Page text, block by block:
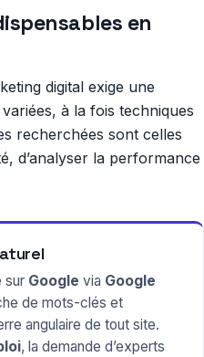
en
digital exige une
à la fois techniques
recherchées sont celles
d’analyser la performance
sur Google via Google
de mots-clés et
angulaire de tout site.
, la demande d’experts